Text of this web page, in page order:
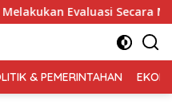
Menyeluruh
& PEMERINTAHAN